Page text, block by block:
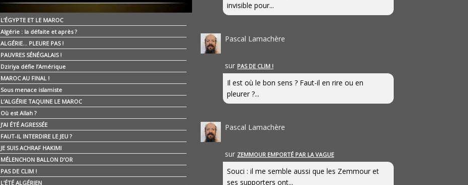
L’ÉGYPTE ET LE MAROC
Algérie : la défaite et après ?
ALGÉRIE… PLEURE PAS !
PAUVRES SÉNÉGALAIS !
Dziriya défie l’Amérique
MAROC AU FINAL !
Sous menace islamiste
L’ALGÉRIE TAQUINE LE MAROC
Où est Allah ?
J’AI ÉTÉ AGRESSÉE
FAUT-IL INTERDIRE LE JEU ?
JE SUIS ACHRAF HAKIMI
MÉLENCHON BALLON D’OR
PAS DE CLIM !
L’ÉTÉ ALGÉRIEN
invisible pour...
Pascal Lamachère
sur PAS DE CLIM !
Il est où le bon sens ? Faut-il en rire ou en
pleurer ?...
Pascal Lamachère
sur ZEMMOUR EMPORTÉ PAR LA VAGUE
Souci : il me semble aussi que les Zemmour et
ses supporters ont...